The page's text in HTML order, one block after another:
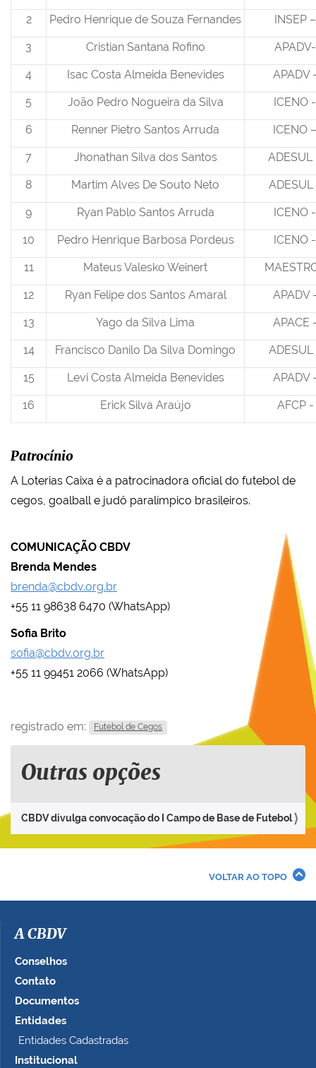
2 Pedro Henrique de Souza Fernandes INSEP
3 Cristian Santana Rofino
4 Isac Costa Almeida Benevides APADV
5 João Pedro Nogueira da Silva ICENO
6 Renner Pietro Santos Arruda ICENO
7 Jhonathan Silva dos Santos ADESUL
8 Martim Alves De Souto Neto ADESUL
9 Ryan Pablo Santos Arruda ICENO
10 Pedro Henrique Barbosa Pordeus ICENO
11 Mateus Valesko Weinert
12 Ryan Felipe dos Santos Amaral APADV
13 Yago da Silva Lima APACE
14 Francisco Danilo Da Silva Domingo ADESUL
15 Levi Costa Almeida Benevides APADV
16 Erick Silva Araújo AFCP -
Patrocínio
A Loterias Caixa é a patrocinadora oficial do futebol de
cegos, goalball e judô paralímpico brasileiros.
COMUNICAÇÃO CBDV
Brenda Mendes
brenda@cbdv.org.br
+55 11 98638 6470 (WhatsApp)
Sofia Brito
sofia@cbdv.org.br
+55 11 99451 2066 (WhatsApp)
registrado em: Futebol de Cegos
Outras opções
CBDV divulga convocação do I Campo de Base de Futebol
VOLTAR AO TOPO
A CBDV
Conselhos
Contato
Documentos
Entidades
Entidades Cadastradas
Institucional